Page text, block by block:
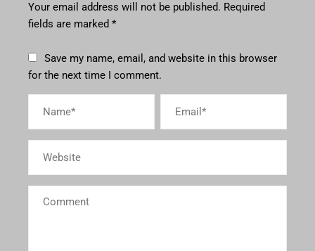
Your email address will not be published. Required
fields are marked *
Save my name, email, and website in this browser
for the next time I comment.